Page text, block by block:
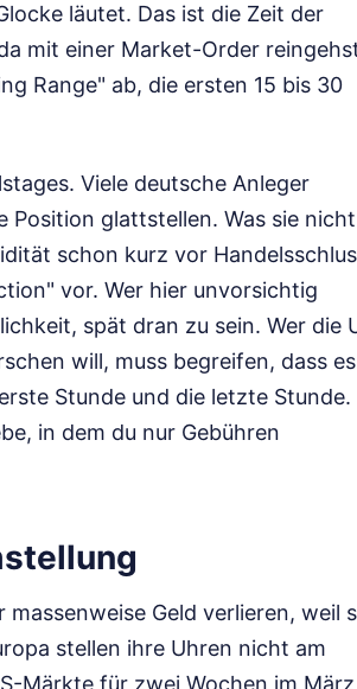
läutet. Das ist die Zeit der
mit einer Market-Order
Range" ab, die ersten 15 bis 30
Viele deutsche Anleger
Position glattstellen. Was sie nicht
schon kurz vor
vor. Wer hier unvorsichtig
spät dran zu sein. Wer die
will, muss begreifen, dass es
Stunde und die letzte Stunde.
in dem du nur Gebühren
Geld verlieren, weil
stellen ihre Uhren nicht am
Märkte für zwei Wochen im März